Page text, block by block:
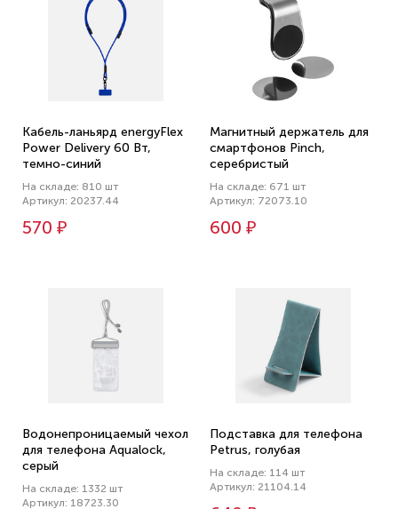
Кабель-ланьярд energyFlex
Power Delivery 60 Вт,
темно-синий
На складе: 810 шт
Артикул: 20237.44
570 ₽
Магнитный держатель для
смартфонов Pinch,
серебристый
На складе: 671 шт
Артикул: 72073.10
600 ₽
Водонепроницаемый чехол
для телефона Aqualock,
серый
На складе: 1332 шт
Артикул: 18723.30
Подставка для телефона
Petrus, голубая
На складе: 114 шт
Артикул: 21104.14